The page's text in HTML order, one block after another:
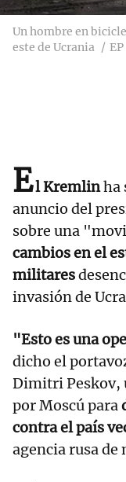
Un hombre en
este de Ucrania
EP
El Kremlinha
anuncio del
sobre una
cambios en el
militares
invasión de
"Esto es una
dicho el
Dimitri Peskov,
por Moscú para
contra el país
agencia rusa